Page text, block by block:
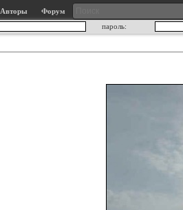
Авторы
Форум
пароль: